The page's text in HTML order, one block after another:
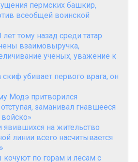
пермских башкир,
всеобщей воинской
лет тому назад среди татар
взаимовыручка,
ученых, уважение к
скиф убивает первого врага, он
Модэ притворился
заманивал гнавшееся
явившихся на жительство
линии всего насчитывается
кочуют по горам и лесам с